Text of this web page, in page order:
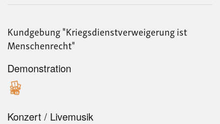
zum
Kundgebung "Kriegsdienstverweigerung ist
Menschenrecht"
Demonstration
Konzert / Livemusik